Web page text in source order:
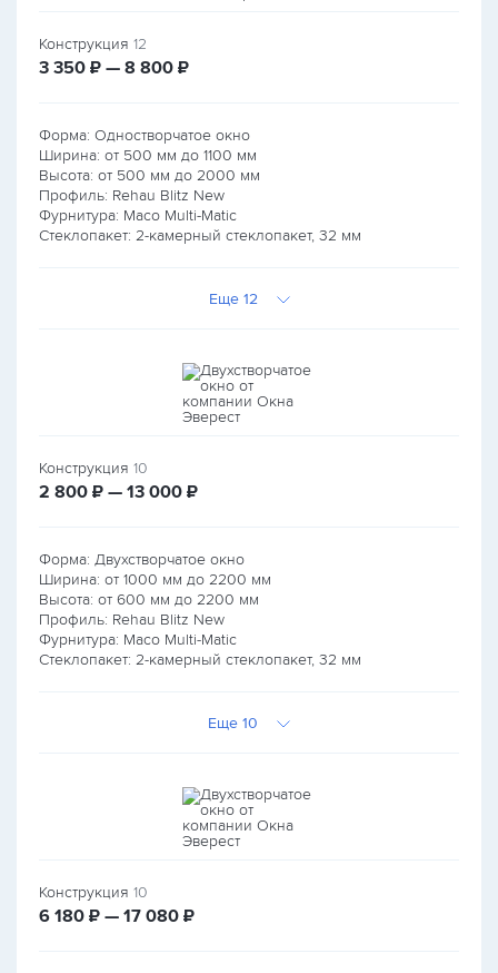
Конструкция 12
3 350 руб.
₽ — 8 800 руб.
₽
Форма: Одностворчатое окно
Ширина: от 500 мм до 1100 мм
Высота: от 500 мм до 2000 мм
Профиль: Rehau Blitz New
Фурнитура: Maco Multi-Matic
Стеклопакет: 2-камерный стеклопакет, 32 мм
Еще 12
Конструкция 10
2 800 руб.
₽ — 13 000 руб.
₽
Форма: Двухстворчатое окно
Ширина: от 1000 мм до 2200 мм
Высота: от 600 мм до 2200 мм
Профиль: Rehau Blitz New
Фурнитура: Maco Multi-Matic
Стеклопакет: 2-камерный стеклопакет, 32 мм
Еще 10
Конструкция 10
6 180 руб.
₽ — 17 080 руб.
₽